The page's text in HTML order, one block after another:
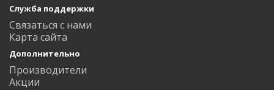
Служба поддержки
Связаться с нами
Карта сайта
Дополнительно
Производители
Акции